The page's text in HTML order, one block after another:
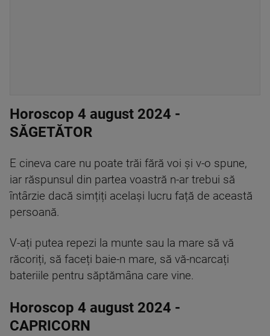
Horoscop 4 august 2024 -
SĂGETĂTOR
E cineva care nu poate trăi fără voi și v-o spune,
iar răspunsul din partea voastră n-ar trebui să
întârzie dacă simțiți același lucru față de această
persoană.
V-ați putea repezi la munte sau la mare să vă
răcoriți, să faceți baie-n mare, să vă-ncarcați
bateriile pentru săptămâna care vine.
Horoscop 4 august 2024 -
CAPRICORN